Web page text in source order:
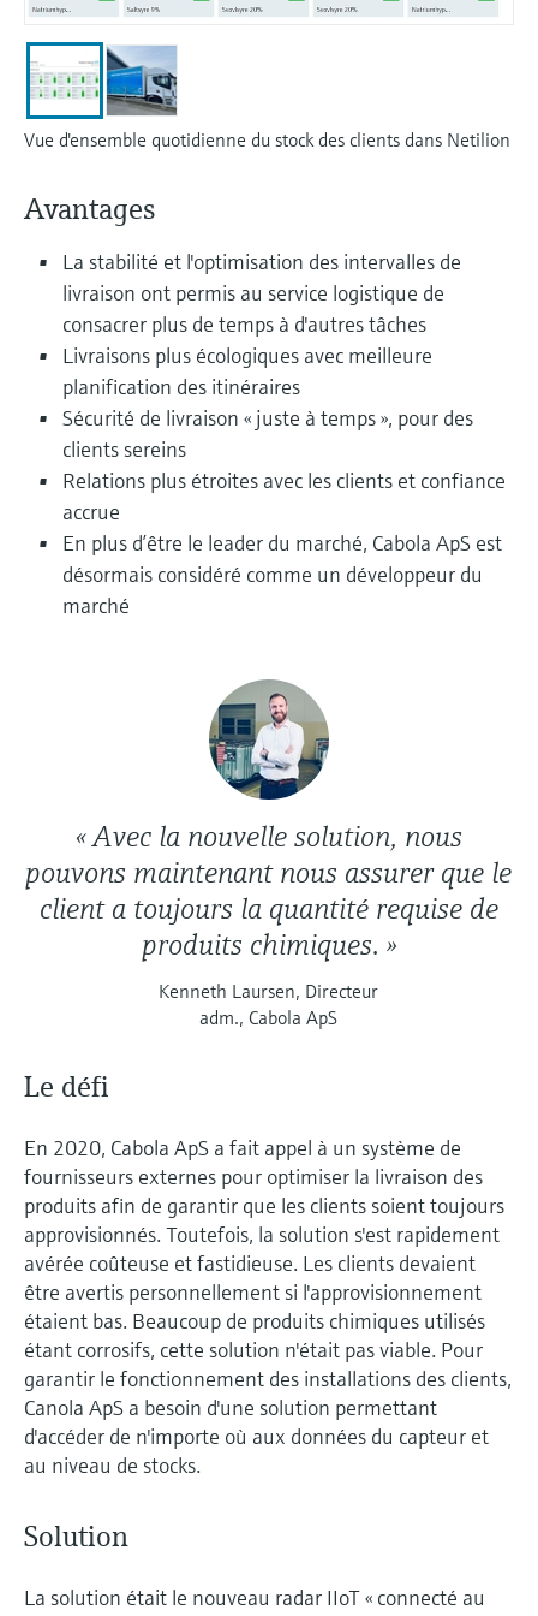
l'application
Device Viewer
Trouver des informations et de la
documentation spécifiques à un produit
Trouvez la bonne pièce de rechange en
accédez aux données spécifiques, vues
éclatées et notices de montage des appareils
pour un remplacement/réparation rapide.
Mesure du niveau par barrière à
micro-ondes
Mesure du niveau par la pression
Voir tous
Analyseurs de dureté, fer, etc.
Photomètres de process
Mesure par transmission de micro-
Voir tous
Vue d'ensemble quotidienne du stock des clients dans Netilion
Avantages
La stabilité et l'optimisation des intervalles de
livraison ont permis au service logistique de
consacrer plus de temps à d'autres tâches
Livraisons plus écologiques avec meilleure
planification des itinéraires
Sécurité de livraison « juste à temps », pour des
clients sereins
Relations plus étroites avec les clients et confiance
accrue
En plus d’être le leader du marché, Cabola ApS est
désormais considéré comme un développeur du
marché
« Avec la nouvelle solution, nous
pouvons maintenant nous assurer que le
client a toujours la quantité requise de
produits chimiques. »
Kenneth Laursen, Directeur
adm., Cabola ApS
Le défi
En 2020, Cabola ApS a fait appel à un système de
fournisseurs externes pour optimiser la livraison des
produits afin de garantir que les clients soient toujours
approvisionnés. Toutefois, la solution s'est rapidement
avérée coûteuse et fastidieuse. Les clients devaient
être avertis personnellement si l'approvisionnement
étaient bas. Beaucoup de produits chimiques utilisés
étant corrosifs, cette solution n'était pas viable. Pour
garantir le fonctionnement des installations des clients,
Canola ApS a besoin d'une solution permettant
d'accéder de n'importe où aux données du capteur et
au niveau de stocks.
Solution
La solution était le nouveau radar IIoT « connecté au